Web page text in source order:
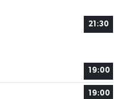
21:30
19:00
19:00